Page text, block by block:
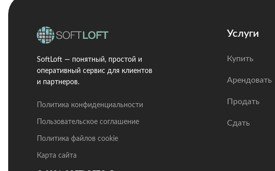
SoftLoft — понятный, простой и
оперативный сервис для клиентов
и партнеров.
Политика конфиденциальности
Пользовательское соглашение
Политика файлов cookie
Карта сайта
Услуги
Купить
Арендовать
Продать
Сдать